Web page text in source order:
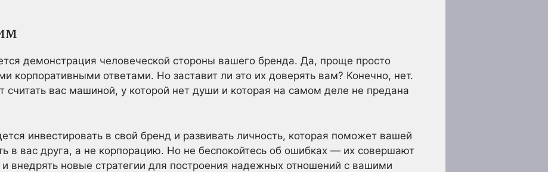
демонстрация человеческой стороны вашего бренда. Да, проще просто
корпоративными ответами. Но заставит ли это их доверять вам? Конечно, нет.
считать вас машиной, у которой нет души и которая на самом деле не предана
инвестировать в свой бренд и развивать личность, которая поможет вашей
в вас друга, а не корпорацию. Но не беспокойтесь об ошибках — их совершают
и внедрять новые стратегии для построения надежных отношений с вашими